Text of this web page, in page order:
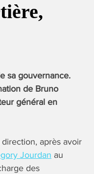
sa gouvernance.
de Bruno
général en
après avoir
Jourdan au
des